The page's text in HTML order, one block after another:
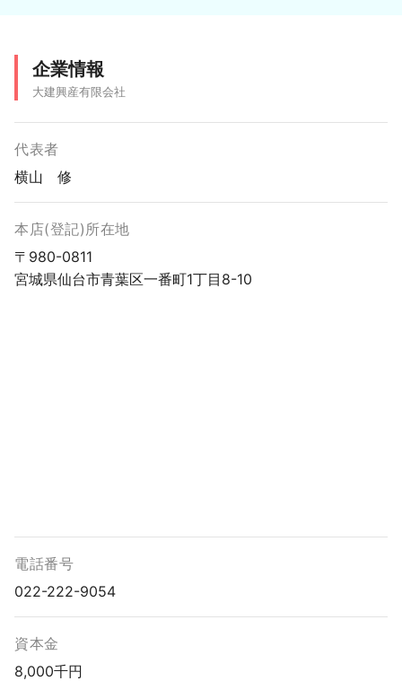
企業情報
大建興産有限会社
代表者
横山 修
本店(登記)所在地
〒980-0811
宮城県仙台市青葉区一番町1丁目8-10
電話番号
022-222-9054
資本金
8,000千円